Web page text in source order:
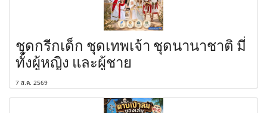
ชุดกรีกเด็ก ชุดเทพเจ้า ชุดนานาชาติ มี่
ทั้งผู้หญิง และผู้ชาย
7 ส.ค. 2569